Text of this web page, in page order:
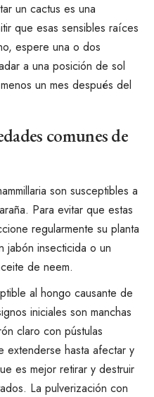
un cactus es una
que esas sensibles raíces
espere una o dos
a una posición de sol
un mes después del
comunes de
son susceptibles a
. Para evitar que estas
regularmente su planta
jabón insecticida o un
de neem.
al hongo causante de
iniciales son manchas
claro con pústulas
extenderse hasta afectar y
es mejor retirar y destruir
La pulverización con